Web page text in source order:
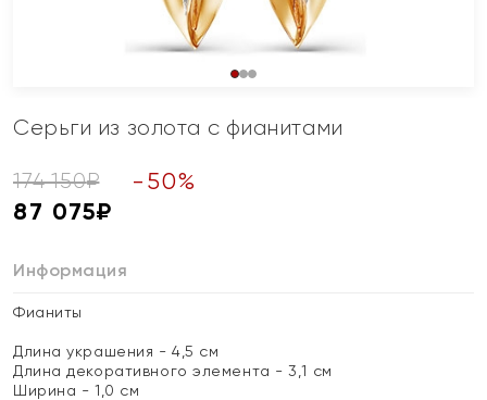
Серьги из золота с фианитами
174 150₽ - 50%
87 075₽
Информация
Фианиты
Длина украшения - 4,5 см
Длина декоративного элемента - 3,1 см
Ширина - 1,0 см